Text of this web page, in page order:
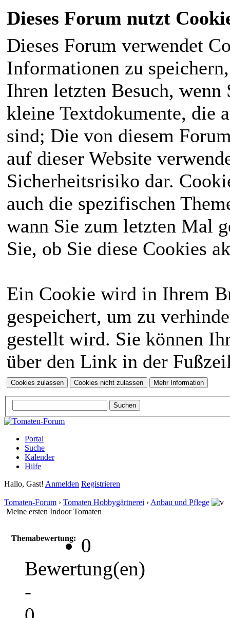
Dieses Forum nutzt
Dieses Forum verwendet
Informationen zu
Ihren letzten Besuch,
kleine Textdokumente, die
sind; Die von diesem
auf dieser Website
Sicherheitsrisiko dar.
auch die spezifischen
wann Sie zum letzten Mal
Sie, ob Sie diese Cookies
Ein Cookie wird in Ihrem
gespeichert, um zu
gestellt wird. Sie können
über den Link in der
Portal
Suche
Kalender
Hilfe
Hallo, Gast! Anmelden Registrieren
Tomaten-Forum › Tomaten Hobbygärtnerei › Anbau und Pflege
Meine ersten Indoor Tomaten
Themabewertung:
0
Bewertung(en)
-